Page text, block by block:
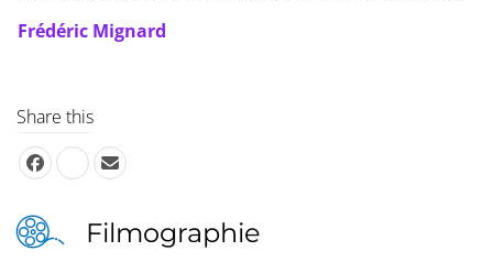
Frédéric Mignard
Share this
Filmographie